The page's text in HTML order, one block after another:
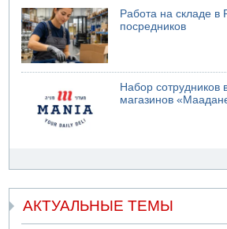
Работа на складе
посредников
Набор сотрудников
магазинов
АКТУАЛЬНЫЕ ТЕМЫ